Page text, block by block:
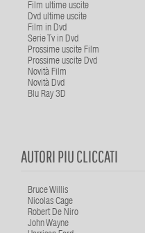
Film ultime uscite
Dvd ultime uscite
Film in Dvd
Serie Tv in Dvd
Prossime uscite Film
Prossime uscite Dvd
Novità Film
Novità Dvd
Blu Ray 3D
AUTORI PIU CLICCATI
Bruce Willis
Nicolas Cage
Robert De Niro
John Wayne